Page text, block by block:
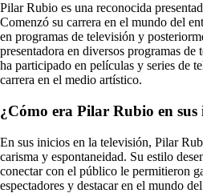
Pilar Rubio es una reconocida
Comenzó su carrera en el mundo del
en programas de televisión y
presentadora en diversos programas de
ha participado en películas y series de
carrera en el medio artístico.
¿Cómo era Pilar Rubio en sus
En sus inicios en la televisión, Pilar
carisma y espontaneidad. Su estilo
conectar con el público le permitieron
espectadores y destacar en el mundo